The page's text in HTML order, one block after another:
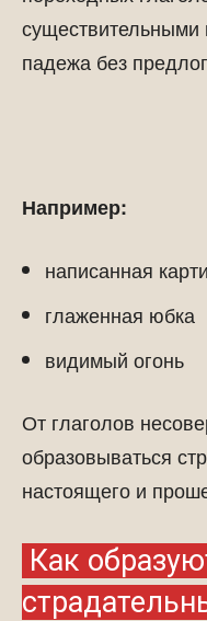
падежа без
Например:
написанная
глаженная юбка
видимый огонь
От глаголов
образовываться
настоящего и
Как